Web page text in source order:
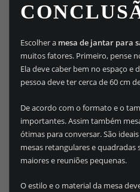
Escolher a mesa de jantar para
muitos fatores. Primeiro, pense
Ela deve caber bem no espaço e
pessoa deve ter cerca de 60 cm
De acordo com o formato e o
importantes. Assim também
ótimas para conversar. São
mesas retangulares e quadradas
maiores e reuniões pequenas.
O estilo e o material da mesa